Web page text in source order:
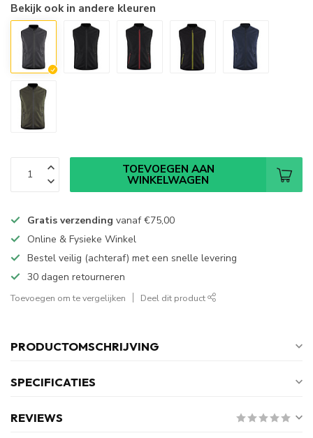
Bekijk ook in andere kleuren
TOEVOEGEN AAN
WINKELWAGEN
Gratis verzending vanaf€75,00
Online & Fysieke Winkel
Bestel veilig (achteraf) met een snelle levering
30 dagen retourneren
Toevoegen om te vergelijken Deel dit product
PRODUCTOMSCHRIJVING
SPECIFICATIES
REVIEWS